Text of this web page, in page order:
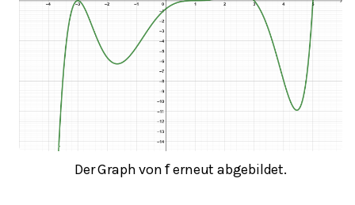
Der Graph vonferneut abgebildet.